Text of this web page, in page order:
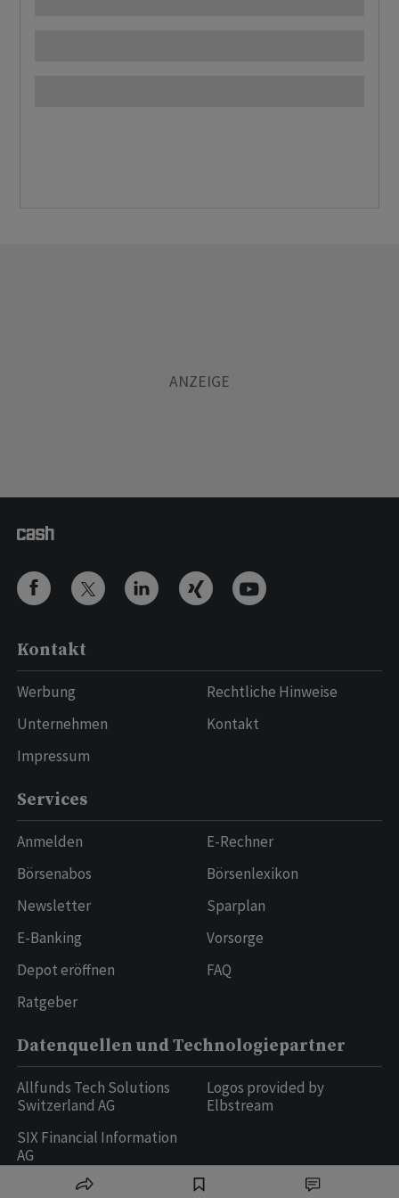
Kontakt
Werbung
Unternehmen
Impressum
Rechtliche Hinweise
Kontakt
Services
Anmelden
Börsenabos
Newsletter
E-Banking
Depot eröffnen
Ratgeber
E-Rechner
Börsenlexikon
Sparplan
Vorsorge
FAQ
Datenquellen und Technologiepartner
Allfunds Tech Solutions
Switzerland AG
SIX Financial Information
AG
Logos provided by
Elbstream